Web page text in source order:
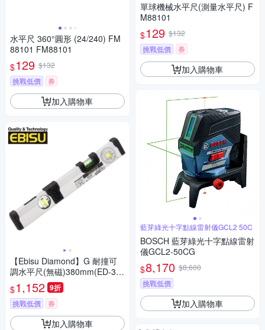
水平尺 360°圓形 (24/240) FM
88101 FM88101
$129 $132
挑戰低價
券
加入購物車
【Ebisu Diamond】G 耐撞可
調水平尺(無磁)380mm(ED-38
GAN-15 )
$1,152 9折
挑戰低價 券
加入購物車
單球機械水平尺(測量水平尺) F
M88101
$129 $132
挑戰低價
券
加入購物車
藍芽綠光十字點線雷射儀GCL2 50C
BOSCH 藍芽綠光十字點線雷射
儀GCL2-50CG
$8,170 $8,600
挑戰低價
加入購物車